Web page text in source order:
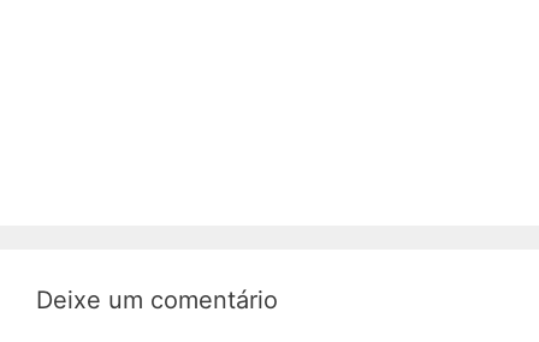
Deixe um comentário